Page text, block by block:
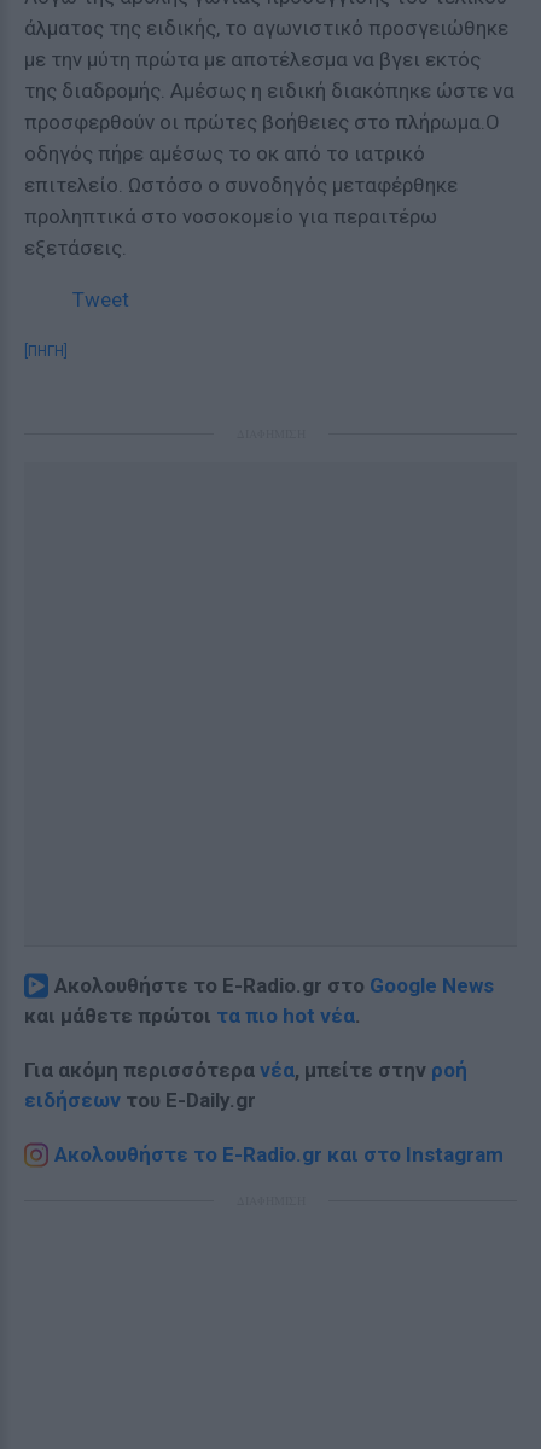
άλματος της ειδικής, το αγωνιστικό προσγειώθηκε
με την μύτη πρώτα με αποτέλεσμα να βγει εκτός
της διαδρομής. Αμέσως η ειδική διακόπηκε ώστε να
προσφερθούν οι πρώτες βοήθειες στο πλήρωμα.Ο
οδηγός πήρε αμέσως το οκ από το ιατρικό
επιτελείο. Ωστόσο ο συνοδηγός μεταφέρθηκε
προληπτικά στο νοσοκομείο για περαιτέρω
εξετάσεις.
Tweet
[ΠΗΓΗ]
Ακολουθήστε το E-Radio.gr στο Google News
και μάθετε πρώτοι τα πιο hot νέα.
Για ακόμη περισσότερα νέα, μπείτε στην ροή
ειδήσεων του E-Daily.gr
Ακολουθήστε το E-Radio.gr και στο Instagram